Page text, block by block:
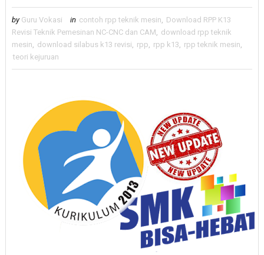
by Guru Vokasi in contoh rpp teknik mesin, Download RPP K13
Revisi Teknik Pemesinan NC-CNC dan CAM, download rpp teknik
mesin, download silabus k13 revisi, rpp, rpp k13, rpp teknik mesin,
teori kejuruan